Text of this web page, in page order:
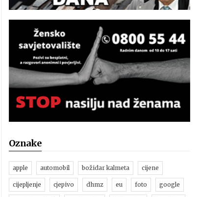
Oznake
apple automobil božidar kalmeta cijene
cijepljenje cjepivo dhmz eu foto google